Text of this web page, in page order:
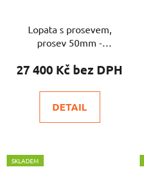
Lopata s prosevem,
prosev 50mm -
27 400 Kč
DETAIL
SKLADEM